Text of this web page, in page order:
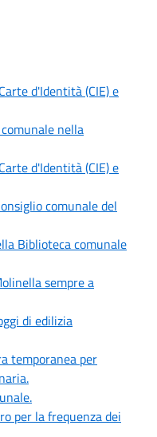
d'Identità (CIE) e
nella
d'Identità (CIE) e
comunale del
Biblioteca comunale
sempre a
di edilizia
temporanea per
per la frequenza dei